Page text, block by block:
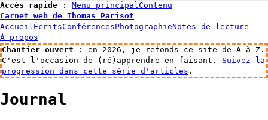
Accès rapide : Menu principalContenu
Carnet web de Thomas Parisot
AccueilÉcritsConférencesPhotographieNotes de lecture
À propos
Chantier ouvert : en 2026, je refonds ce site de A à Z.
C'est l'occasion de (ré)apprendre en faisant. Suivez la
progression dans cette série d'articles .
Journal